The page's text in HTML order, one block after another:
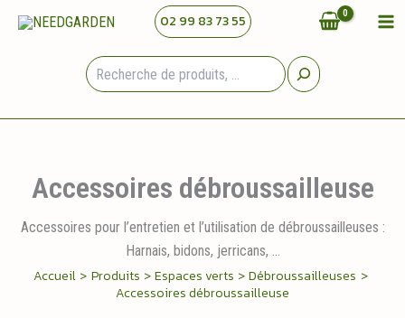
02 99 83 73 55
Accessoires débroussailleuse
Accessoires pour l’entretien et l’utilisation de débroussailleuses :
Harnais, bidons, jerricans, …
Accueil Produits Espaces verts
Débroussailleuses
Accessoires débroussailleuse